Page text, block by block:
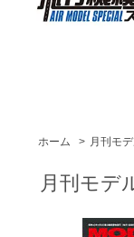
ホーム > 月刊モ
月刊モデ